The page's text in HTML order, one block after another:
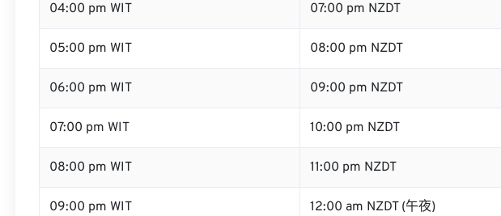
04:00 pm WIT 07:00 pm NZDT
05:00 pm WIT 08:00 pm NZDT
06:00 pm WIT 09:00 pm NZDT
07:00 pm WIT 10:00 pm NZDT
08:00 pm WIT 11:00 pm NZDT
09:00 pm WIT 12:00 am NZDT (午夜)